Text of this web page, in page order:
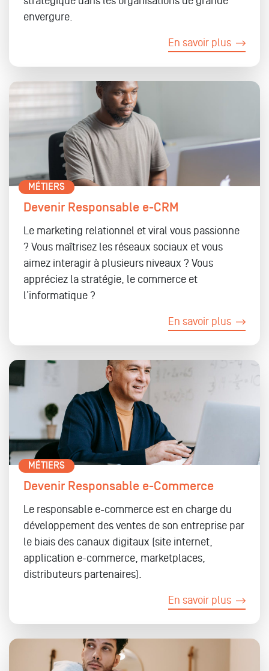
envergure.
En savoir plus
MÉTIERS
Devenir Responsable e-CRM
Le marketing relationnel et viral vous passionne
? Vous maîtrisez les réseaux sociaux et vous
aimez interagir à plusieurs niveaux ? Vous
appréciez la stratégie, le commerce et
l’informatique ?
En savoir plus
MÉTIERS
Devenir Responsable e-Commerce
Le responsable e-commerce est en charge du
développement des ventes de son entreprise par
le biais des canaux digitaux (site internet,
application e-commerce, marketplaces,
distributeurs partenaires).
En savoir plus